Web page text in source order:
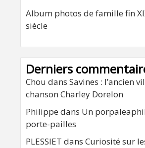
Album photos de famille fin
siècle
Derniers
Chou dans Savines : l’ancien
chanson Charley Dorelon
Philippe dans Un
porte-pailles
PLESSIET dans Curiosité sur